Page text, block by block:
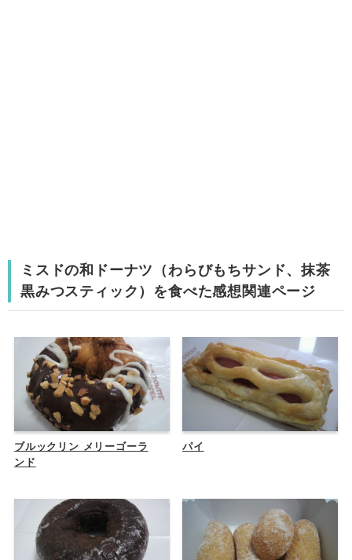
ミスドの和ドーナツ（わらびもちサンド、抹茶
黒みつスティック）を食べた感想関連ページ
ブルックリン メリーゴーラ
ンド
パイ